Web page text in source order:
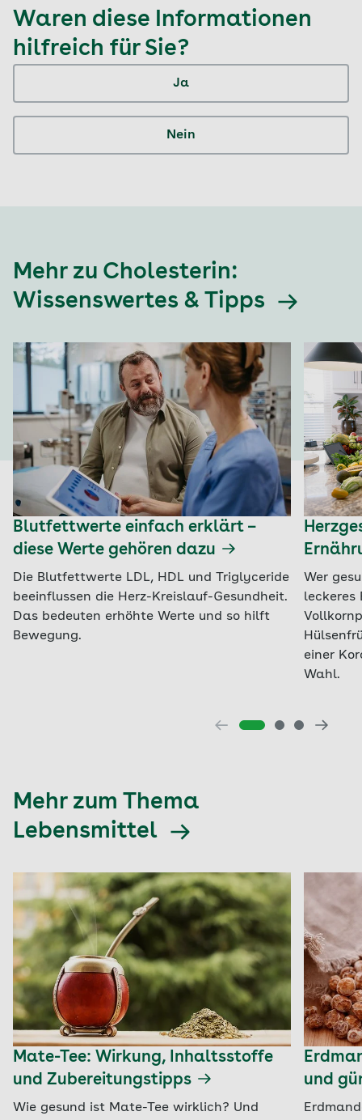
Waren diese Informationen
hilfreich für Sie?
Ja
Nein
Mehr zu Cholesterin:
Wissenswertes & Tipps
Blutfettwerte einfach erklärt –
diese Werte gehören dazu
Die Blutfettwerte LDL, HDL und Triglyceride
beeinflussen die Herz-Kreislauf-Gesundheit.
Das bedeuten erhöhte Werte und so hilft
Bewegung.
Wer
leckeres
einer
Wahl.
Mehr zum Thema
Lebensmittel
Mate-Tee: Wirkung, Inhaltsstoffe
und Zubereitungstipps
Wie gesund ist Mate-Tee wirklich? Und
und